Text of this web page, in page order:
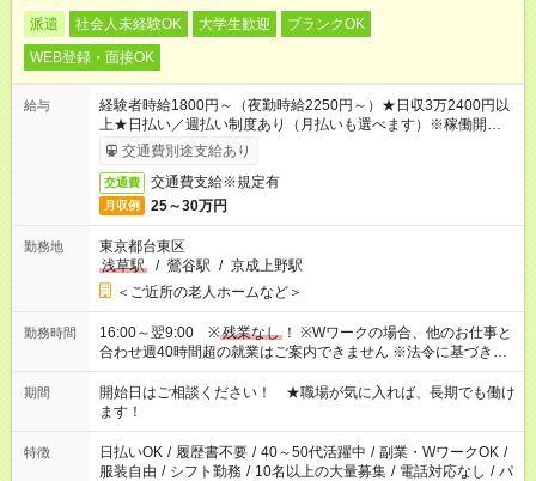
派遣 社会人未経験OK 大学生歓迎
ブランクOK
WEB登録・面接OK
給与
経験者時給1800円～（夜勤時給2250円～）★日収3万2400円以
上★日払い／週払い制度あり（月払いも選べます）※稼働開始時
は手続き完了次第のお支払いとなります。
交通費別途支給あり
交通費 交通費支給※規定有
月収例 25～30万円
勤務地
東京都台東区
浅草駅
/ 鶯谷駅 / 京成上野駅
＜ご近所の老人ホームなど＞
勤務時間 16:00～翌9:00 ※残業なし ！ ※Wワークの場合、他のお仕事と
合わせ週40時間超の就業はご案内できません ※法令に基づき、
週20時間以上勤務は社会保険への加入対象となります ※労働者
派遣法（日雇い派遣の原則禁止）により、短時間・短期間の就
業はご案内が難しい場合があります
期間
開始日はご相談ください！ ★職場が気に入れば、長期でも働け
ます！
特徴 日払いOK / 履歴書不要 / 40～50代活躍中 / 副業・WワークOK /
服装自由 / シフト勤務 / 10名以上の大量募集 / 電話対応なし / パ